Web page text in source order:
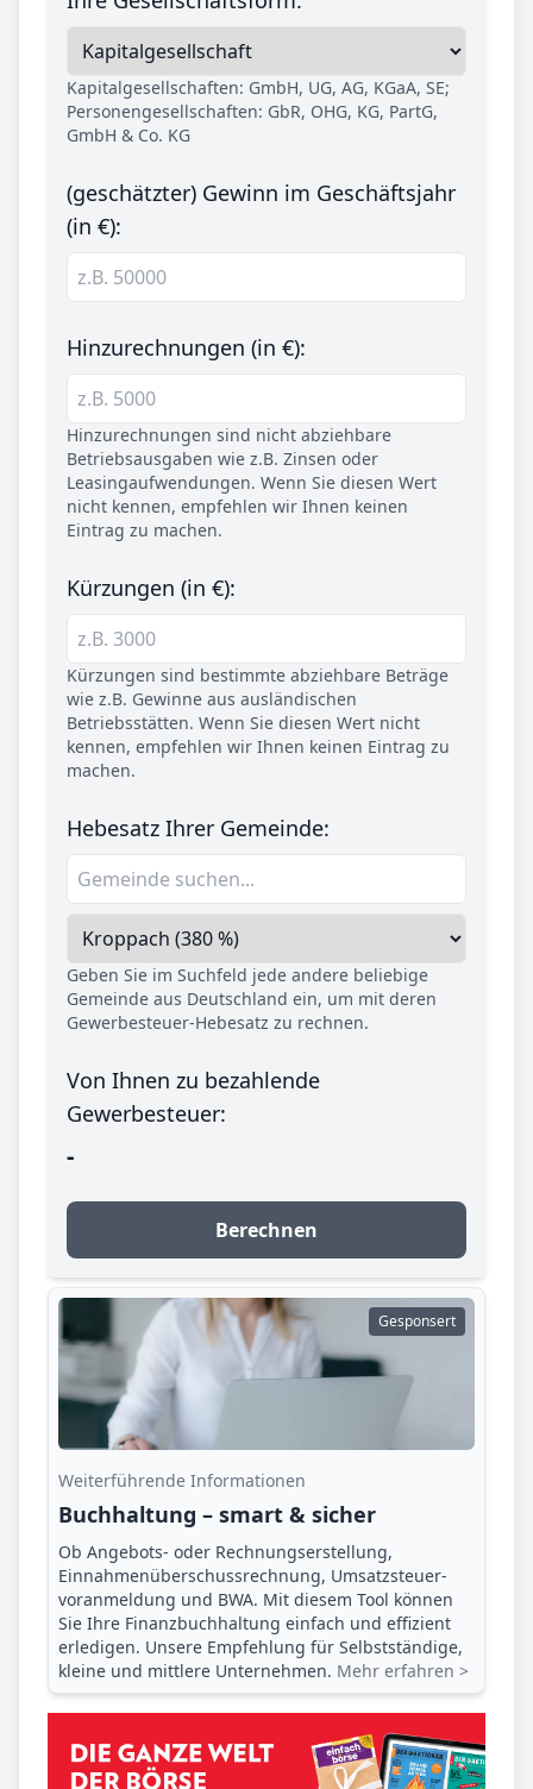
Kapitalgesellschaften: GmbH, UG, AG, KGaA, SE;
Personengesellschaften: GbR, OHG, KG, PartG,
GmbH & Co. KG
(geschätzter) Gewinn im Geschäftsjahr
(in €):
Hinzurechnungen (in €):
Hinzurechnungen sind nicht abziehbare
Betriebsausgaben wie z.B. Zinsen oder
Leasingaufwendungen. Wenn Sie diesen Wert
nicht kennen, empfehlen wir Ihnen keinen
Eintrag zu machen.
Kürzungen (in €):
Kürzungen sind bestimmte abziehbare Beträge
wie z.B. Gewinne aus ausländischen
Betriebsstätten. Wenn Sie diesen Wert nicht
kennen, empfehlen wir Ihnen keinen Eintrag zu
machen.
Hebesatz Ihrer Gemeinde:
Geben Sie im Suchfeld jede andere beliebige
Gemeinde aus Deutschland ein, um mit deren
Gewerbesteuer-Hebesatz zu rechnen.
Von Ihnen zu bezahlende
Gewerbesteuer:
-
Berechnen
Gesponsert
Weiterführende Informationen
Buchhaltung – smart & sicher
Ob Angebots- oder Rechnungserstellung,
Einnahmenüberschuss­rechnung, Umsatzsteuer­
voranmeldung und BWA. Mit diesem Tool können
Sie Ihre Finanz­buchhaltung einfach und effizient
erledigen. Unsere Empfehlung für Selbstständige,
kleine und mittlere Unternehmen. Mehr erfahren >